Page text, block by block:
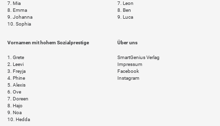
7. Mia
8. Emma
9. Johanna
10. Sophia
7. Leon
8. Ben
9. Luca
Vornamen mit hohem Sozialprestige
1. Grete
2. Leevi
3. Freyja
4. Phine
5. Alexis
6. Ove
7. Doreen
8. Hajo
9. Noa
10. Hedda
Über uns
SmartGenius Verlag
Impressum
Facebook
Instagram